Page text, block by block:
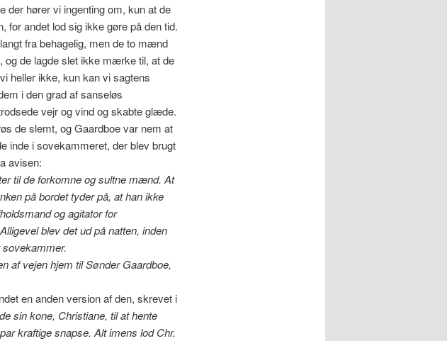
der hører vi ingenting om, kun at de
for andet lod sig ikke gøre på den tid.
fra behagelig, men de to mænd
og de lagde slet ikke mærke til, at de
heller ikke, kun kan vi sagtens
i den grad af sanseløs
vejr og vind og skabte glæde.
de slemt, og Gaardboe var nem at
inde i sovekammeret, der blev brugt
avisen:
til de forkomne og sultne mænd. At
på bordet tyder på, at han ikke
og agitator for
blev det ud på natten, inden
af vejen hjem til Sønder Gaardboe,
en anden version af den, skrevet i
sin kone, Christiane, til at hente
kraftige snapse. Alt imens lod Chr.